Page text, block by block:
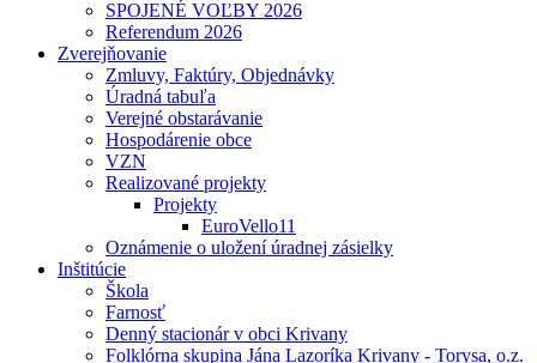
SPOJENÉ VOĽBY 2026
Referendum 2026
Zverejňovanie
Zmluvy, Faktúry, Objednávky
Úradná tabuľa
Verejné obstarávanie
Hospodárenie obce
VZN
Realizované projekty
Projekty
EuroVello11
Oznámenie o uložení úradnej zásielky
Inštitúcie
Škola
Farnosť
Denný stacionár v obci Krivany
Folklórna skupina Jána Lazoríka Krivany - Torysa, o.z.